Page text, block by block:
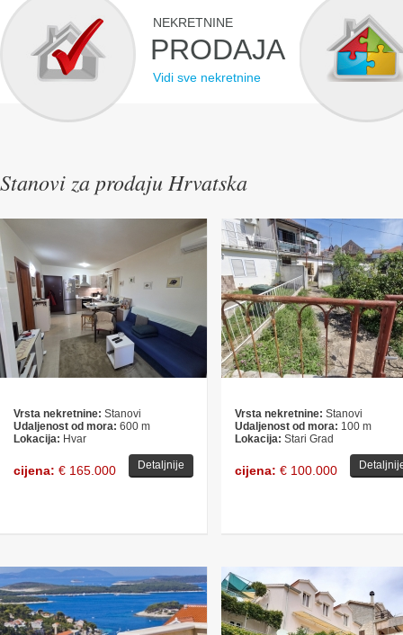
NEKRETNINE
PRODAJA
Vidi sve nekretnine
Stanovi za prodaju Hrvatska
Vrsta nekretnine: Stanovi
Udaljenost od mora: 600 m
Lokacija: Hvar
cijena: € 165.000 Detaljnije
Vrsta nekretnine: Stanovi
Udaljenost od mora: 100 m
Lokacija: Stari Grad
cijena: € 100.000